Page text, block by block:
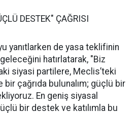
DESTEK" ÇAĞRISI
yanıtlarken de yasa teklifinin
hatırlatarak, "Biz
siyasi partilere, Meclis’teki
çağrıda bulunalım; güçlü bir
En geniş siyasal
bir destek ve katılımla bu